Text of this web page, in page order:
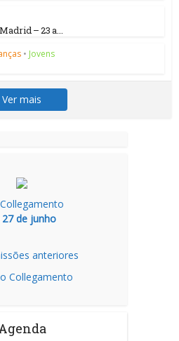
– 23 a...
• Jovens
Ver mais
Collegamento
de junho
anteriores
Collegamento